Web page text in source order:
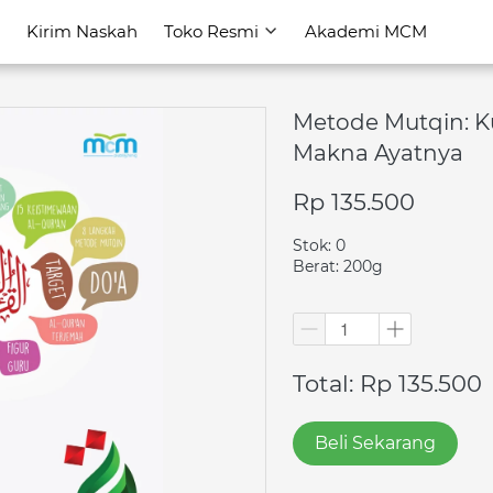
Kirim Naskah Toko Resmi Akademi MCM
Kirim Naskah Toko Resmi Akademi MCM
Metode Mutqin:
Makna Ayatnya
Rp 135.500
Stok: 0
Berat: 200g
Total: Rp 135.500
`
Beli Sekarang